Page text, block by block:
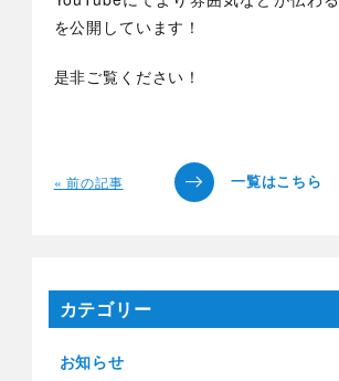
を公開しています！
是非ご覧ください！
« 前の記事
カテゴリー
お知らせ